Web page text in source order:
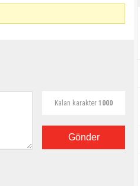
Kalan karakter 1000
Gönder